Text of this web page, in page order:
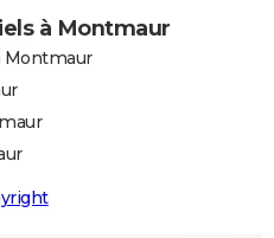
à Montmaur
Montmaur